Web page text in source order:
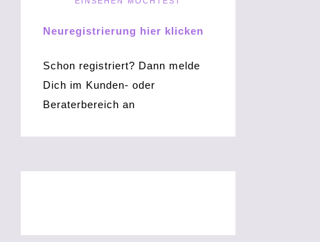
Neuregistrierung hier klicken
Schon registriert? Dann melde
Dich im Kunden- oder
Beraterbereich an